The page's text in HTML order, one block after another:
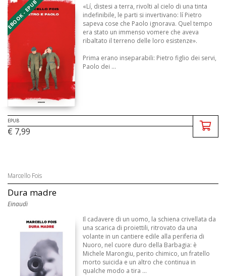
EBOOK - EPUB
«Lí, distesi a terra, rivolti al cielo di una tinta
indefinibile, le parti si invertivano: lí Pietro
sapeva cose che Paolo ignorava. Quel tempo
era stato un immenso vomere che aveva
ribaltato il terreno delle loro esistenze».
Prima erano inseparabili: Pietro figlio dei servi,
Paolo dei ...
EPUB
€ 7,99
Marcello Fois
Dura madre
Einaudi
Il cadavere di un uomo, la schiena crivellata da
una scarica di proiettili, ritrovato da una
volante in un cantiere edile alla periferia di
Nuoro, nel cuore duro della Barbagia: è
Michele Marongiu, perito chimico, un fratello
morto suicida e un altro che continua in
qualche modo a tira ...